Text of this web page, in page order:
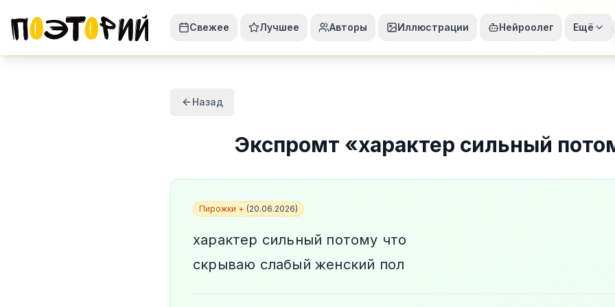
Свежее Лучшее Авторы Иллюстрации Нейроолег Ещё
Назад
Экспромт «характер сильный
Пирожки + (20.06.2026)
характер сильный потому что
скрываю слабый женский пол